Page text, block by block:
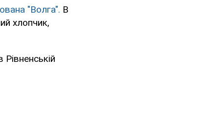
"Волга". В
хлопчик,